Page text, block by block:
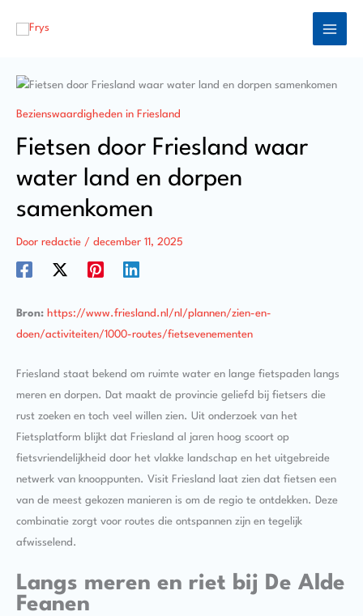
Bezienswaardigheden in Friesland
Fietsen door Friesland waar
water land en dorpen
samenkomen
Door redactie / december 11, 2025
Bron: https://www.friesland.nl/nl/plannen/zien-en-
doen/activiteiten/1000-routes/fietsevenementen
Friesland staat bekend om ruimte water en lange fietspaden langs
meren en dorpen. Dat maakt de provincie geliefd bij fietsers die
rust zoeken en toch veel willen zien. Uit onderzoek van het
Fietsplatform blijkt dat Friesland al jaren hoog scoort op
fietsvriendelijkheid door het vlakke landschap en het uitgebreide
netwerk van knooppunten. Visit Friesland laat zien dat fietsen een
van de meest gekozen manieren is om de regio te ontdekken. Deze
combinatie zorgt voor routes die ontspannen zijn en tegelijk
afwisselend.
Langs meren en riet bij De Alde
Feanen